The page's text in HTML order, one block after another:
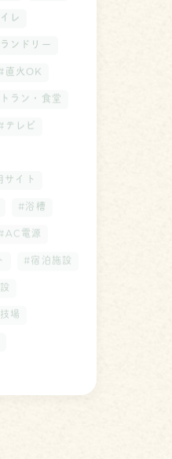
レ
ンドリー
直火OK
ラン・食堂
テレビ
イト
#浴槽
#AC電源
#宿泊施設
場